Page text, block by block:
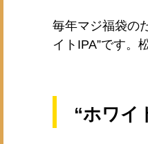
毎年マジ福袋の
イトIPA”です。
“ホワイ